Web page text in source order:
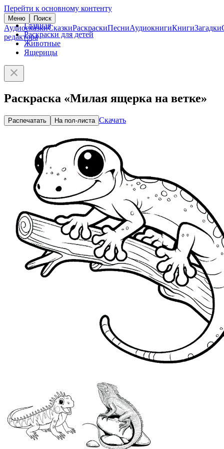
Перейти к основному контенту
Меню Поиск
АудиосказкиСказкиРаскраскиПесниАудиокнигиКнигиЗагадки
редактора
Главная
Раскраски для детей
Животные
Ящерицы
Раскраска «Милая ящерка на ветке»
Распечатать На пол-листа Скачать